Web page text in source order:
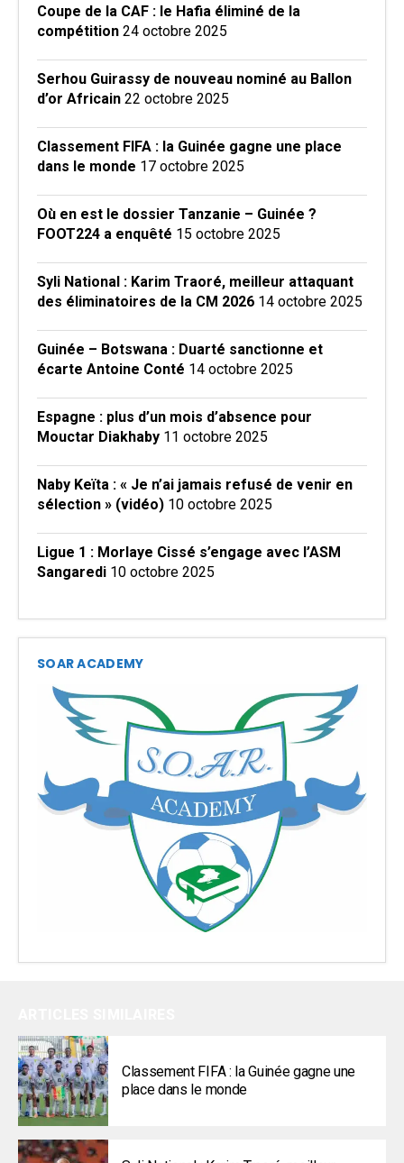
Coupe de la CAF : le Hafia éliminé de la
compétition 24 octobre 2025
Serhou Guirassy de nouveau nominé au Ballon
d’or Africain 22 octobre 2025
Classement FIFA : la Guinée gagne une place
dans le monde 17 octobre 2025
Où en est le dossier Tanzanie – Guinée ?
FOOT224 a enquêté 15 octobre 2025
Syli National : Karim Traoré, meilleur attaquant
des éliminatoires de la CM 2026 14 octobre 2025
Guinée – Botswana : Duarté sanctionne et
écarte Antoine Conté 14 octobre 2025
Espagne : plus d’un mois d’absence pour
Mouctar Diakhaby 11 octobre 2025
Naby Keïta : « Je n’ai jamais refusé de venir en
sélection » (vidéo) 10 octobre 2025
Ligue 1 : Morlaye Cissé s’engage avec l’ASM
Sangaredi 10 octobre 2025
SOAR ACADEMY
Classement FIFA : la Guinée gagne une
place dans le monde